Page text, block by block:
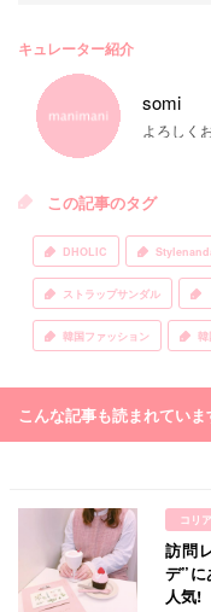
キュレーター紹介
somi
よろしく
この記事のタグ
DHOLIC
ストラップサンダル
韓国ファッション 韓
こんな記事も読まれていま
コリ
訪問
デ”に
人気!